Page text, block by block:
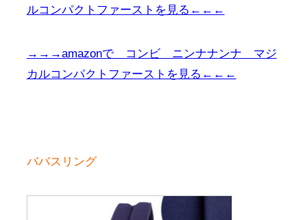
ルコンパクトファーストを見る←←←
→→→amazonで コンビ ニンナナンナ マジ
カルコンパクトファーストを見る←←←
ババスリング